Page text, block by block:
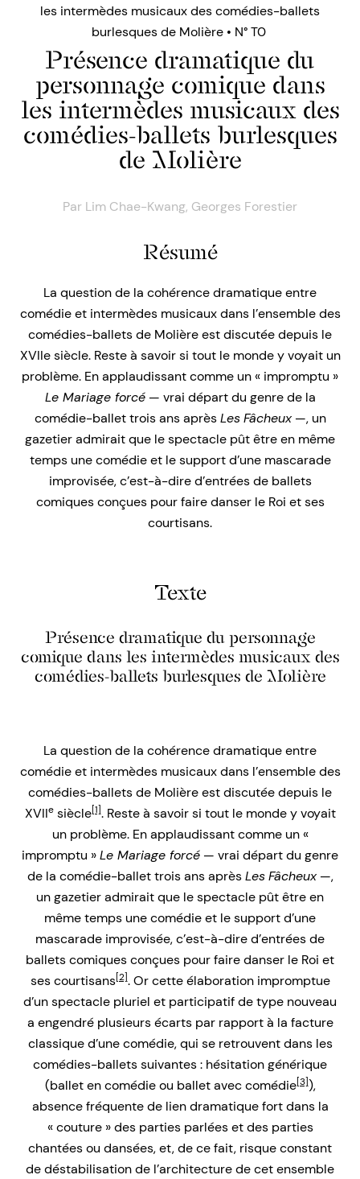
les intermèdes musicaux des comédies-ballets
burlesques de Molière • N° T0
Présence dramatique du
personnage comique dans
les intermèdes musicaux des
comédies-ballets burlesques
de Molière
Par Lim Chae-Kwang, Georges Forestier
Résumé
La question de la cohérence dramatique entre
comédie et intermèdes musicaux dans l’ensemble des
comédies-ballets de Molière est discutée depuis le
XVIIe siècle. Reste à savoir si tout le monde y voyait un
problème. En applaudissant comme un « impromptu »
Le Mariage forcé— vrai départ du genre de la
comédie-ballet trois ans aprèsLes Fâcheux—, un
gazetier admirait que le spectacle pût être en même
temps une comédie et le support d’une mascarade
improvisée, c’est-à-dire d’entrées de ballets
comiques conçues pour faire danser le Roi et ses
courtisans.
Texte
Présence dramatique du personnage
comique dans les intermèdes musicaux des
comédies-ballets burlesques de Molière
La question de la cohérence dramatique entre
comédie et intermèdes musicaux dans l’ensemble des
comédies-ballets de Molière est discutée depuis le
XVIIesiècle[1]. Reste à savoir si tout le monde y voyait
un problème. En applaudissant comme un «
impromptu »Le Mariage forcé — vrai départ du genre
de la comédie-ballet trois ans aprèsLes Fâcheux—,
un gazetier admirait que le spectacle pût être en
même temps une comédie et le support d’une
mascarade improvisée, c’est-à-dire d’entrées de
ballets comiques conçues pour faire danser le Roi et
ses courtisans[2]. Or cette élaboration impromptue
d’un spectacle pluriel et participatif de type nouveau
a engendré plusieurs écarts par rapport à la facture
classique d’une comédie, qui se retrouvent dans les
comédies-ballets suivantes : hésitation générique
(ballet en comédie ou ballet avec comédie[3]),
absence fréquente de lien dramatique fort dans la
« couture » des parties parlées et des parties
chantées ou dansées, et, de ce fait, risque constant
de déstabilisation de l’architecture de cet ensemble